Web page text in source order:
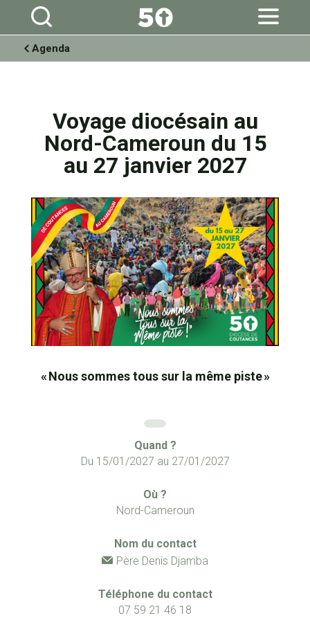
Aller
personnels
Agenda
Voyage diocésain au
Nord-Cameroun du 15
au 27 janvier 2027
« Nous sommes tous sur la même piste »
Quand ?
Du 15/01/2027 au 27/01/2027
Où ?
Nord-Cameroun
Nom du contact
Père Denis Djamba
Téléphone du contact
07 59 21 46 18